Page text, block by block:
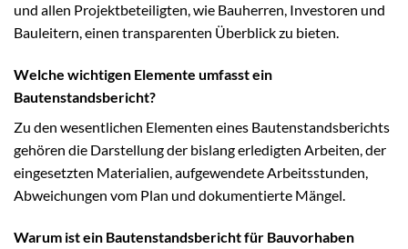
und allen Projektbeteiligten, wie Bauherren, Investoren und
Bauleitern, einen transparenten Überblick zu bieten.
Welche wichtigen Elemente umfasst ein
Bautenstandsbericht?
Zu den wesentlichen Elementen eines Bautenstandsberichts
gehören die Darstellung der bislang erledigten Arbeiten, der
eingesetzten Materialien, aufgewendete Arbeitsstunden,
Abweichungen vom Plan und dokumentierte Mängel.
Warum ist ein Bautenstandsbericht für Bauvorhaben